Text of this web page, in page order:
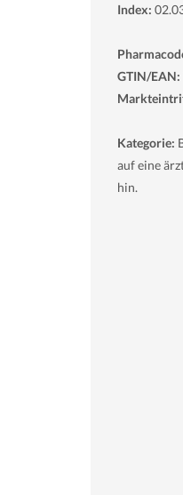
Index:
GTIN/EAN:
Kategorie:
auf eine
hin.